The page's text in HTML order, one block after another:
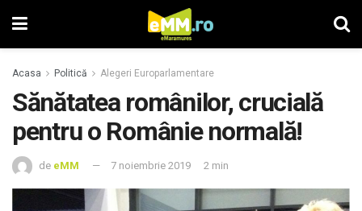
Acasa Politică Alegeri Europarlamentare
Sănătatea românilor, crucială
pentru o Românie normală!
de eMM 7 noiembrie 2019 2 min